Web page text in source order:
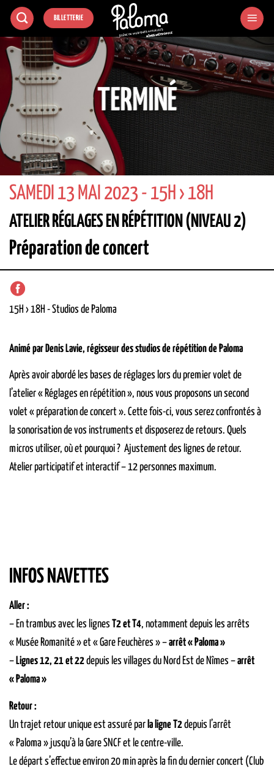
Passer
contenu
BILLETTERIE
TERMINÉ
SAMEDI 13 MAI 2023 - 15H › 18H
ATELIER RÉGLAGES EN RÉPÉTITION (NIVEAU 2)
Préparation de concert
15H › 18H -Studios de Paloma
Animé par Denis Lavie, régisseur des studios de répétition de Paloma
Après avoir abordé les bases de réglages lors du premier volet de
l’atelier « Réglages en répétition », nous vous proposons un second
volet «préparation de concert». Cette fois-ci, vous serez confrontés à
la sonorisation de vos instruments et disposerez de retours. Quels
micros utiliser, où et pourquoi ? Ajustement des lignes de retour.
Atelier participatif et interactif – 12 personnes maximum.
INFOS NAVETTES
Aller :
– En trambus avec les lignes
T2 et T4, notamment depuis les arrêts
« Musée Romanité » et « Gare Feuchères » –arrêt « Paloma »
– Lignes 12, 21 et 22depuis les villages du Nord Est de Nîmes –arrêt
« Paloma »
Retour :
Un trajet retour unique est assuré par la ligne T2depuis l’arrêt
« Paloma » jusqu’à la Gare SNCF et le centre-ville.
Le départ s’effectue environ 20 min après la fin du dernier concert (Club